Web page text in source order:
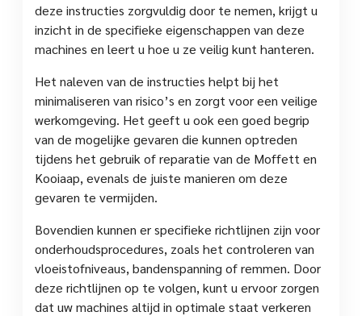
deze instructies zorgvuldig door te nemen, krijgt u
inzicht in de specifieke eigenschappen van deze
machines en leert u hoe u ze veilig kunt hanteren.
Het naleven van de instructies helpt bij het
minimaliseren van risico’s en zorgt voor een veilige
werkomgeving. Het geeft u ook een goed begrip
van de mogelijke gevaren die kunnen optreden
tijdens het gebruik of reparatie van de Moffett en
Kooiaap, evenals de juiste manieren om deze
gevaren te vermijden.
Bovendien kunnen er specifieke richtlijnen zijn voor
onderhoudsprocedures, zoals het controleren van
vloeistofniveaus, bandenspanning of remmen. Door
deze richtlijnen op te volgen, kunt u ervoor zorgen
dat uw machines altijd in optimale staat verkeren